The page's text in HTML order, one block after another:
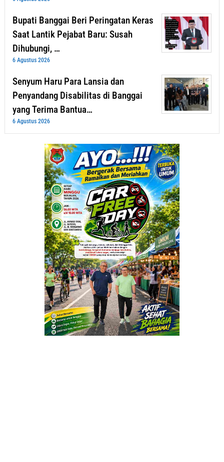
Bupati Banggai Beri Peringatan Keras
Saat Lantik Pejabat Baru: Susah
Dihubungi, …
6 Agustus 2026
Senyum Haru Para Lansia dan
Penyandang Disabilitas di Banggai
yang Terima Bantua…
6 Agustus 2026